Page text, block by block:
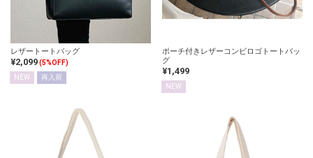
レザートートバッグ
¥2,099(5%OFF)
NEW
再入荷
ポーチ付きレザーコンビロゴトートバッ
グ
¥1,499
NEW